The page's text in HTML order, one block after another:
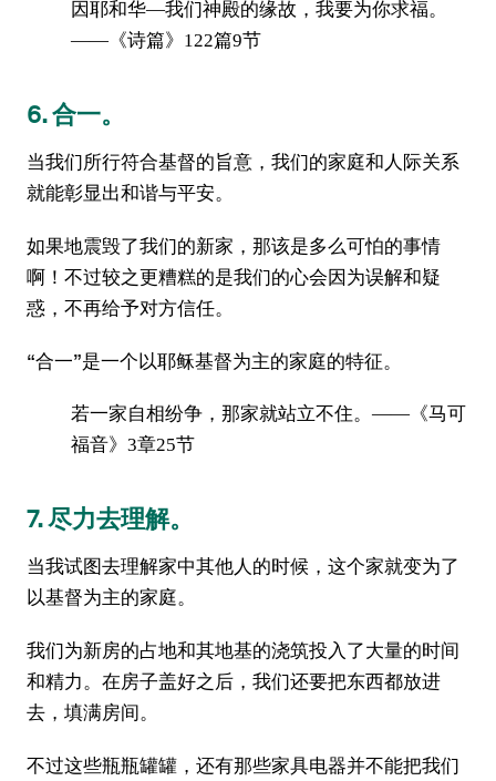
因耶和华—我们神殿的缘故，我要为你求福。
——《诗篇》122篇9节
6. 合一。
当我们所行符合基督的旨意，我们的家庭和人际关系
就能彰显出和谐与平安。
如果地震毁了我们的新家，那该是多么可怕的事情
啊！不过较之更糟糕的是我们的心会因为误解和疑
惑，不再给予对方信任。
“合一”是一个以耶稣基督为主的家庭的特征。
若一家自相纷争，那家就站立不住。——《马可
福音》3章25节
7. 尽力去理解。
当我试图去理解家中其他人的时候，这个家就变为了
以基督为主的家庭。
我们为新房的占地和其地基的浇筑投入了大量的时间
和精力。在房子盖好之后，我们还要把东西都放进
去，填满房间。
不过这些瓶瓶罐罐，还有那些家具电器并不能把我们